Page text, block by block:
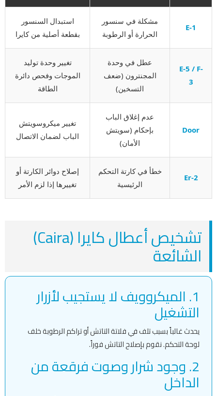
E-1
مشكلة في سنسور
الحرارة أو الرطوبة
استبدال السنسور
بقطعة أصلية من كايرا
E-5 / F-
3
عطل في وحدة
المجنترون (ضعف
التسخين)
تغيير وحدة توليد
الموجات وفحص دائرة
الطاقة
Door
عدم إغلاق الباب
بإحكام (سويتش
الأمان)
تغيير ميكروسويتش
الباب لضمان الاتصال
Er-2
خطأ في كارتة التحكم
الرئيسية
إصلاح دوائر الكارتة أو
تغييرها إذا لزم الأمر
تشخيص أعطال كايرا (Caira)
الشائعة
1. الميكروويف لا يستجيب لأزرار
التشغيل
يحدث غالباً بسبب تلف في فلاتة التاتش أو تراكم الرطوبة خلف
لوحة التحكم. نقوم بإصلاح التاتش فوراً.
2. وجود شرار وصوت فرقعة من
الداخل